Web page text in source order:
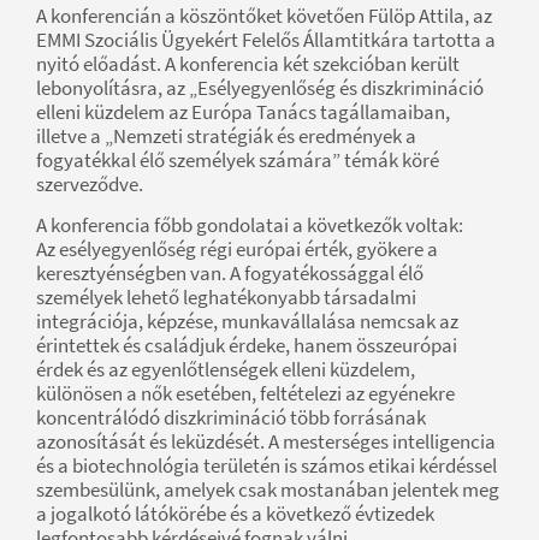
A konferencián a köszöntőket követően Fülöp Attila, az
EMMI Szociális Ügyekért Felelős Államtitkára tartotta a
nyitó előadást. A konferencia két szekcióban került
lebonyolításra, az „Esélyegyenlőség és diszkrimináció
elleni küzdelem az Európa Tanács tagállamaiban,
illetve a „Nemzeti stratégiák és eredmények a
fogyatékkal élő személyek számára” témák köré
szerveződve.
A konferencia főbb gondolatai a következők voltak:
Az esélyegyenlőség régi európai érték, gyökere a
keresztyénségben van. A fogyatékossággal élő
személyek lehető leghatékonyabb társadalmi
integrációja, képzése, munkavállalása nemcsak az
érintettek és családjuk érdeke, hanem összeurópai
érdek és az egyenlőtlenségek elleni küzdelem,
különösen a nők esetében, feltételezi az egyénekre
koncentrálódó diszkrimináció több forrásának
azonosítását és leküzdését. A mesterséges intelligencia
és a biotechnológia területén is számos etikai kérdéssel
szembesülünk, amelyek csak mostanában jelentek meg
a jogalkotó látókörébe és a következő évtizedek